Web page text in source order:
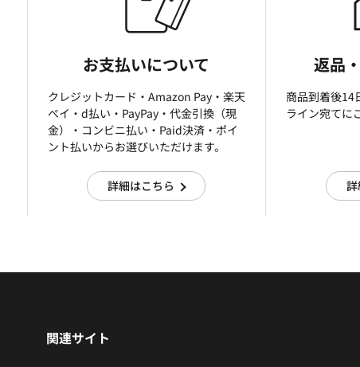
お支払いについて
クレジットカード・Amazon Pay・楽天
ぺイ・d払い・PayPay・代金引換（現
金）・コンビニ払い・Paid決済・ポイ
ント払いからお選びいただけます。
詳細はこちら
返品
商品到着後14
ライン宛てに
関連サイト